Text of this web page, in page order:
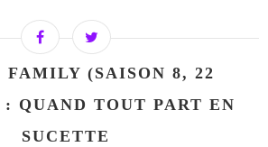
FAMILY (SAISON 8, 22
: QUAND TOUT PART EN
SUCETTE